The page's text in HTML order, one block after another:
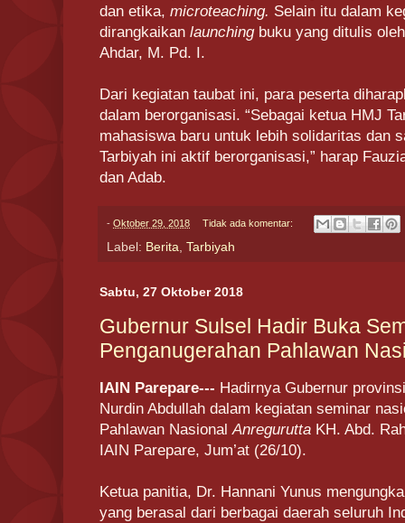
dan etika, microteaching. Selain itu dalam
dirangkaikan launchingbuku yang ditulis
Ahdar, M. Pd. I.
Dari kegiatan taubat ini, para peserta
dalam berorganisasi. “Sebagai ketua HMJ
mahasiswa baru untuk lebih solidaritas dan
Tarbiyah ini aktif berorganisasi,” harap
dan Adab.
- Oktober 29, 2018 Tidak ada komentar:
Label: Berita, Tarbiyah
Sabtu, 27 Oktober 2018
Gubernur Sulsel Hadir Buka
Penganugerahan Pahlawan
IAIN Parepare--- Hadirnya Gubernur
Nurdin Abdullah dalam kegiatan seminar
Pahlawan Nasional Anregurutta KH. Abd.
IAIN Parepare, Jum’at (26/10).
Ketua panitia, Dr. Hannani Yunus
yang berasal dari berbagai daerah seluruh